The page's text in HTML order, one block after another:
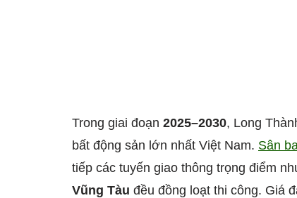
Trong giai đoạn 2025–2030, Long
bất động sản lớn nhất Việt Nam. Sân
tiếp các tuyến giao thông trọng điểm
Vũng Tàu đều đồng loạt thi công. Giá